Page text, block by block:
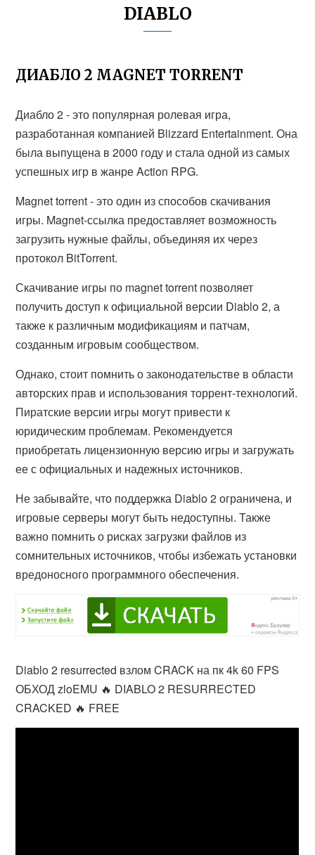
DIABLO
ДИАБЛО 2 MAGNET TORRENT
Диабло 2 - это популярная ролевая игра,
разработанная компанией Blizzard Entertainment. Она
была выпущена в 2000 году и стала одной из самых
успешных игр в жанре Action RPG.
Magnet torrent - это один из способов скачивания
игры. Magnet-ссылка предоставляет возможность
загрузить нужные файлы, объединяя их через
протокол BitTorrent.
Скачивание игры по magnet torrent позволяет
получить доступ к официальной версии Diablo 2, а
также к различным модификациям и патчам,
созданным игровым сообществом.
Однако, стоит помнить о законодательстве в области
авторских прав и использования торрент-технологий.
Пиратские версии игры могут привести к
юридическим проблемам. Рекомендуется
приобретать лицензионную версию игры и загружать
ее с официальных и надежных источников.
Не забывайте, что поддержка Diablo 2 ограничена, и
игровые серверы могут быть недоступны. Также
важно помнить о рисках загрузки файлов из
сомнительных источников, чтобы избежать установки
вредоносного программного обеспечения.
Diablo 2 resurrected взлом CRACK на пк 4k 60 FPS
ОБХОД zloEMU 🔥 DIABLO 2 RESURRECTED
CRACKED 🔥 FREE